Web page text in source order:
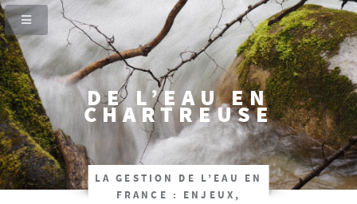
DE L’EAU EN
CHARTREUSE
LA GESTION DE L’EAU EN
FRANCE : ENJEUX,